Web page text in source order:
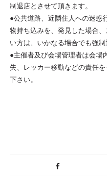
制退店とさせて頂きます。
●公共道路、近隣住人への迷惑
物持ち込みを、発見した場合
い方は、いかなる場合でも強制
●主催者及び会場管理者は会場
失、レッカー移動などの責任
下さい。